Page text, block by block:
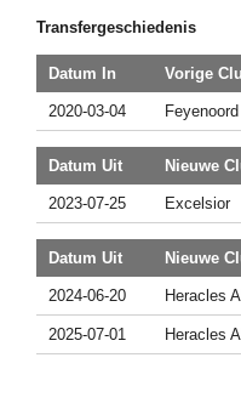
Transfergeschiedenis
Datum In Vorige
2020-03-04
Datum Uit Nieuwe
2023-07-25 Excelsior
Datum Uit Nieuwe
2024-06-20 Heracles
2025-07-01 Heracles